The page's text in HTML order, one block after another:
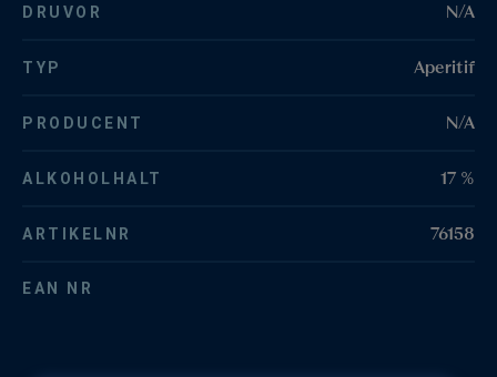
DRUVOR N/A
TYP Aperitif
PRODUCENT N/A
ALKOHOLHALT 17 %
ARTIKELNR 76158
EAN NR